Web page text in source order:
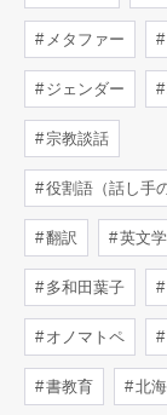
メタファー
ジェンダー
宗教談話
役割語（話し手
翻訳 英文学
多和田葉子
オノマトペ
書教育 北海